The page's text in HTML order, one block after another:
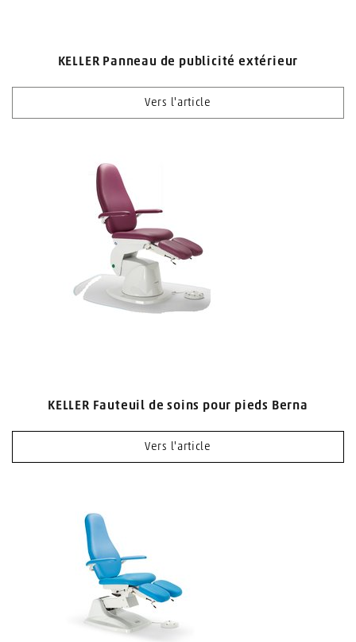
KELLER Panneau de publicité extérieur
Vers l'article
KELLER Fauteuil de soins pour pieds Berna
Vers l'article